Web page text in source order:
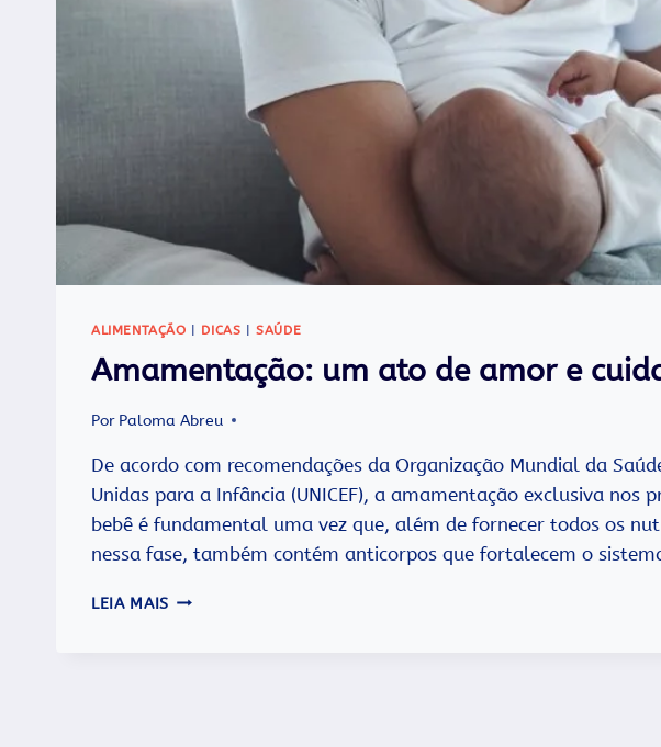
ALIMENTAÇÃO DICAS |SAÚDE
Amamentação: um ato de amor e
Por Paloma Abreu
De acordo com recomendações da Organização Mundial da
Unidas para a Infância (UNICEF), a amamentação exclusiva nos
bebê é fundamental uma vez que, além de fornecer todos os
nessa fase, também contém anticorpos que fortalecem o
LEIA MAIS AMAMENTAÇÃO: